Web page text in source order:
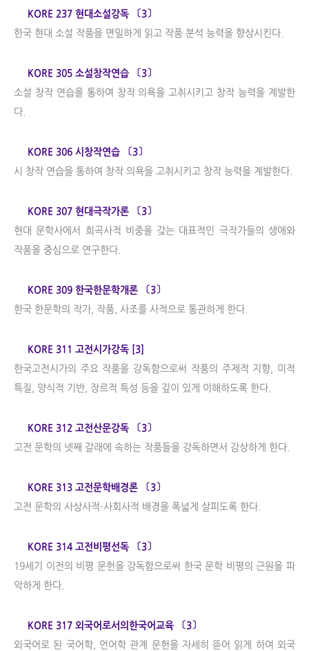
KORE 237 현대소설강독 〔3〕
한국 현대 소설 작품을 면밀하게 읽고 작품 분석 능력을 향상시킨다.
KORE 305 소설창작연습 〔3〕
소설 창작 연습을 통하여 창작 의욕을 고취시키고 창작 능력을 계발한
다.
KORE 306 시창작연습 〔3〕
시 창작 연습을 통하여 창작 의욕을 고취시키고 창작 능력을 계발한다.
KORE 307 현대극작가론 〔3〕
현대 문학사에서 희곡사적 비중을 갖는 대표적인 극작가들의 생애와
작품을 중심으로 연구한다.
KORE 309 한국한문학개론 〔3〕
한국 한문학의 작가, 작품, 사조를 사적으로 통관하게 한다.
KORE 311 고전시가강독 [3]
한국고전시가의 주요 작품을 강독함으로써 작품의 주제적 지향, 미적
특질, 양식적 기반, 장르적 특성 등을 깊이 있게 이해하도록 한다.
KORE 312 고전산문강독 〔3〕
고전 문학의 넷째 갈래에 속하는 작품들을 강독하면서 감상하게 한다.
KORE 313 고전문학배경론 〔3〕
고전 문학의 사상사적·사회사적 배경을 폭넓게 살피도록 한다.
KORE 314 고전비평선독 〔3〕
19세기 이전의 비평 문헌을 강독함으로써 한국 문학 비평의 근원을 파
악하게 한다.
KORE 317 외국어로서의한국어교육 〔3〕
외국어로 된 국어학, 언어학 관계 문헌을 자세히 뜯어 읽게 하여 외국